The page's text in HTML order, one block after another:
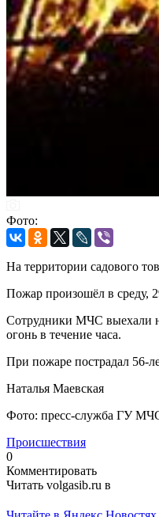
Фото:
На территории садового
Пожар произошёл в среду,
Сотрудники МЧС выехали
огонь в течение часа.
При пожаре пострадал 56-
Наталья Маевская
Фото: пресс-служба ГУ
Происшествия
0
Комментировать
Читать volgasib.ru в